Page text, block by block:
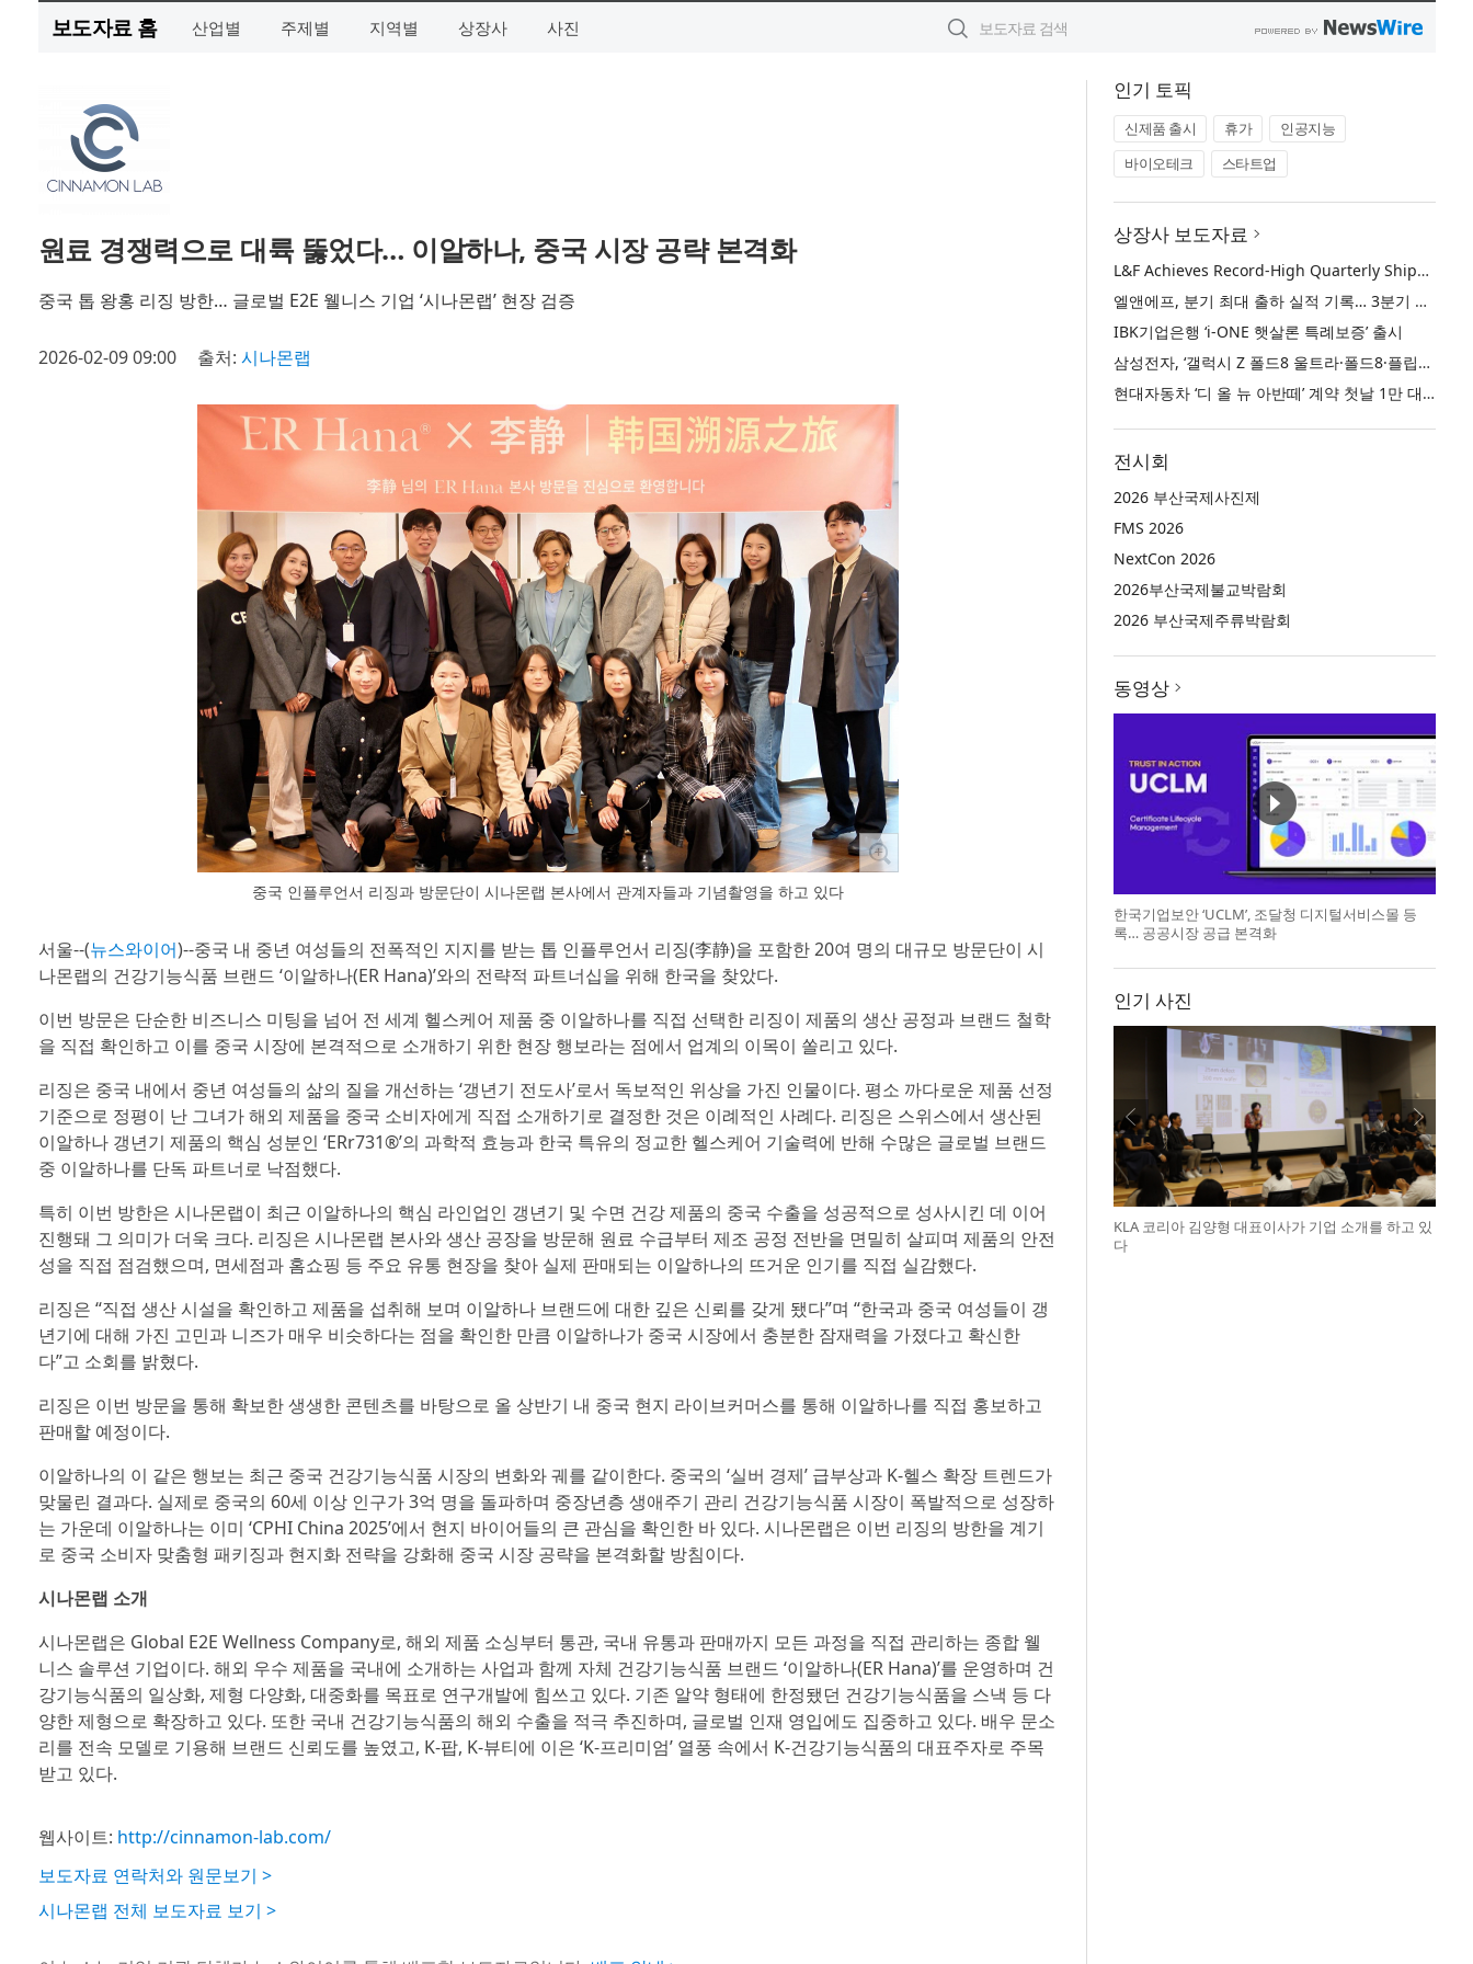
보도자료 홈 산업별 주제별 지역별 상장사 사진
원료 경쟁력으로 대륙 뚫었다… 이알하나, 중국 시장 공략 본격화
중국 톱 왕홍 리징 방한… 글로벌 E2E 웰니스 기업 ‘시나몬랩’ 현장 검증
2026-02-09 09:00 출처: 시나몬랩
중국 인플루언서 리징과 방문단이 시나몬랩 본사에서 관계자들과 기념촬영을 하고 있다
서울--(뉴스와이어)--중국 내 중년 여성들의 전폭적인 지지를 받는 톱 인플루언서 리징(李静)을 포함한 20여 명의 대규모 방문단이 시
나몬랩의 건강기능식품 브랜드 ‘이알하나(ER Hana)’와의 전략적 파트너십을 위해 한국을 찾았다.
이번 방문은 단순한 비즈니스 미팅을 넘어 전 세계 헬스케어 제품 중 이알하나를 직접 선택한 리징이 제품의 생산 공정과 브랜드 철학
을 직접 확인하고 이를 중국 시장에 본격적으로 소개하기 위한 현장 행보라는 점에서 업계의 이목이 쏠리고 있다.
리징은 중국 내에서 중년 여성들의 삶의 질을 개선하는 ‘갱년기 전도사’로서 독보적인 위상을 가진 인물이다. 평소 까다로운 제품 선정
기준으로 정평이 난 그녀가 해외 제품을 중국 소비자에게 직접 소개하기로 결정한 것은 이례적인 사례다. 리징은 스위스에서 생산된
이알하나 갱년기 제품의 핵심 성분인 ‘ERr731®’의 과학적 효능과 한국 특유의 정교한 헬스케어 기술력에 반해 수많은 글로벌 브랜드
중 이알하나를 단독 파트너로 낙점했다.
특히 이번 방한은 시나몬랩이 최근 이알하나의 핵심 라인업인 갱년기 및 수면 건강 제품의 중국 수출을 성공적으로 성사시킨 데 이어
진행돼 그 의미가 더욱 크다. 리징은 시나몬랩 본사와 생산 공장을 방문해 원료 수급부터 제조 공정 전반을 면밀히 살피며 제품의 안전
성을 직접 점검했으며, 면세점과 홈쇼핑 등 주요 유통 현장을 찾아 실제 판매되는 이알하나의 뜨거운 인기를 직접 실감했다.
리징은 “직접 생산 시설을 확인하고 제품을 섭취해 보며 이알하나 브랜드에 대한 깊은 신뢰를 갖게 됐다”며 “한국과 중국 여성들이 갱
년기에 대해 가진 고민과 니즈가 매우 비슷하다는 점을 확인한 만큼 이알하나가 중국 시장에서 충분한 잠재력을 가졌다고 확신한
다”고 소회를 밝혔다.
리징은 이번 방문을 통해 확보한 생생한 콘텐츠를 바탕으로 올 상반기 내 중국 현지 라이브커머스를 통해 이알하나를 직접 홍보하고
판매할 예정이다.
이알하나의 이 같은 행보는 최근 중국 건강기능식품 시장의 변화와 궤를 같이한다. 중국의 ‘실버 경제’ 급부상과 K-헬스 확장 트렌드가
맞물린 결과다. 실제로 중국의 60세 이상 인구가 3억 명을 돌파하며 중장년층 생애주기 관리 건강기능식품 시장이 폭발적으로 성장하
는 가운데 이알하나는 이미 ‘CPHI China 2025’에서 현지 바이어들의 큰 관심을 확인한 바 있다. 시나몬랩은 이번 리징의 방한을 계기
로 중국 소비자 맞춤형 패키징과 현지화 전략을 강화해 중국 시장 공략을 본격화할 방침이다.
시나몬랩 소개
시나몬랩은 Global E2E Wellness Company로, 해외 제품 소싱부터 통관, 국내 유통과 판매까지 모든 과정을 직접 관리하는 종합 웰
니스 솔루션 기업이다. 해외 우수 제품을 국내에 소개하는 사업과 함께 자체 건강기능식품 브랜드 ‘이알하나(ER Hana)’를 운영하며 건
강기능식품의 일상화, 제형 다양화, 대중화를 목표로 연구개발에 힘쓰고 있다. 기존 알약 형태에 한정됐던 건강기능식품을 스낵 등 다
양한 제형으로 확장하고 있다. 또한 국내 건강기능식품의 해외 수출을 적극 추진하며, 글로벌 인재 영입에도 집중하고 있다. 배우 문소
리를 전속 모델로 기용해 브랜드 신뢰도를 높였고, K-팝, K-뷰티에 이은 ‘K-프리미엄’ 열풍 속에서 K-건강기능식품의 대표주자로 주목
받고 있다.
웹사이트: http://cinnamon-lab.com/
보도자료 연락처와 원문보기 >
시나몬랩 전체 보도자료 보기 >
인기 토픽
신제품 출시 휴가
인공지능
바이오테크
스타트업
상장사 보도자료
L&F Achieves Record-High Quarterly Shipments, Begins LFP Supply for North American ESS in Q3 Advancing its Two-Track NCM and LFP Growth Strategy
엘앤에프, 분기 최대 출하 실적 기록… 3분기 북미 ESS향 LFP 공급 착수 NCM+LFP ‘2-Track’ 성장 전략 실현
IBK기업은행 ‘i-ONE 햇살론 특례보증’ 출시
삼성전자, ‘갤럭시 Z 폴드8 울트라·폴드8·플립8’과 ‘갤럭시 워치 울트라2·워치9’ 국내 공식 출시
현대자동차 ‘디 올 뉴 아반떼’ 계약 첫날 1만 대 돌파
전시회
2026 부산국제사진제
FMS 2026
NextCon 2026
2026부산국제불교박람회
2026 부산국제주류박람회
동영상
한국기업보안 ‘UCLM’, 조달청 디지털서비스몰 등
록… 공공시장 공급 본격화
인기 사진
KLA 코리아 김양형 대표이사가 기업 소개를 하고 있
다